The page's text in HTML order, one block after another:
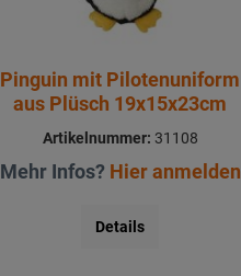
Pinguin mit Pilotenuniform
aus Plüsch 19x15x23cm
Artikelnummer: 31108
Mehr Infos? Hier anmelden
Details